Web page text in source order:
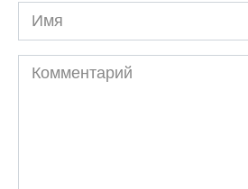
Имя
Комментарий